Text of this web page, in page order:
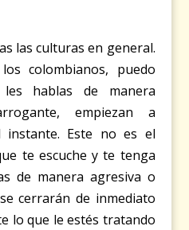
las culturas en general.
colombianos, puedo
hablas de manera
empiezan a
Este no es el
te escuche y te tenga
de manera agresiva o
cerrarán de inmediato
lo que le estés tratando